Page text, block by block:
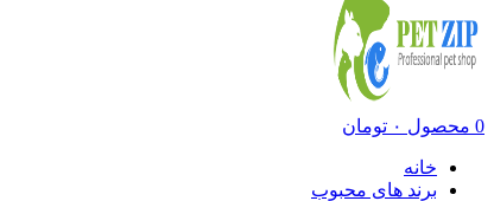
0 محصول ۰ تومان
خانه
برند های محبوب